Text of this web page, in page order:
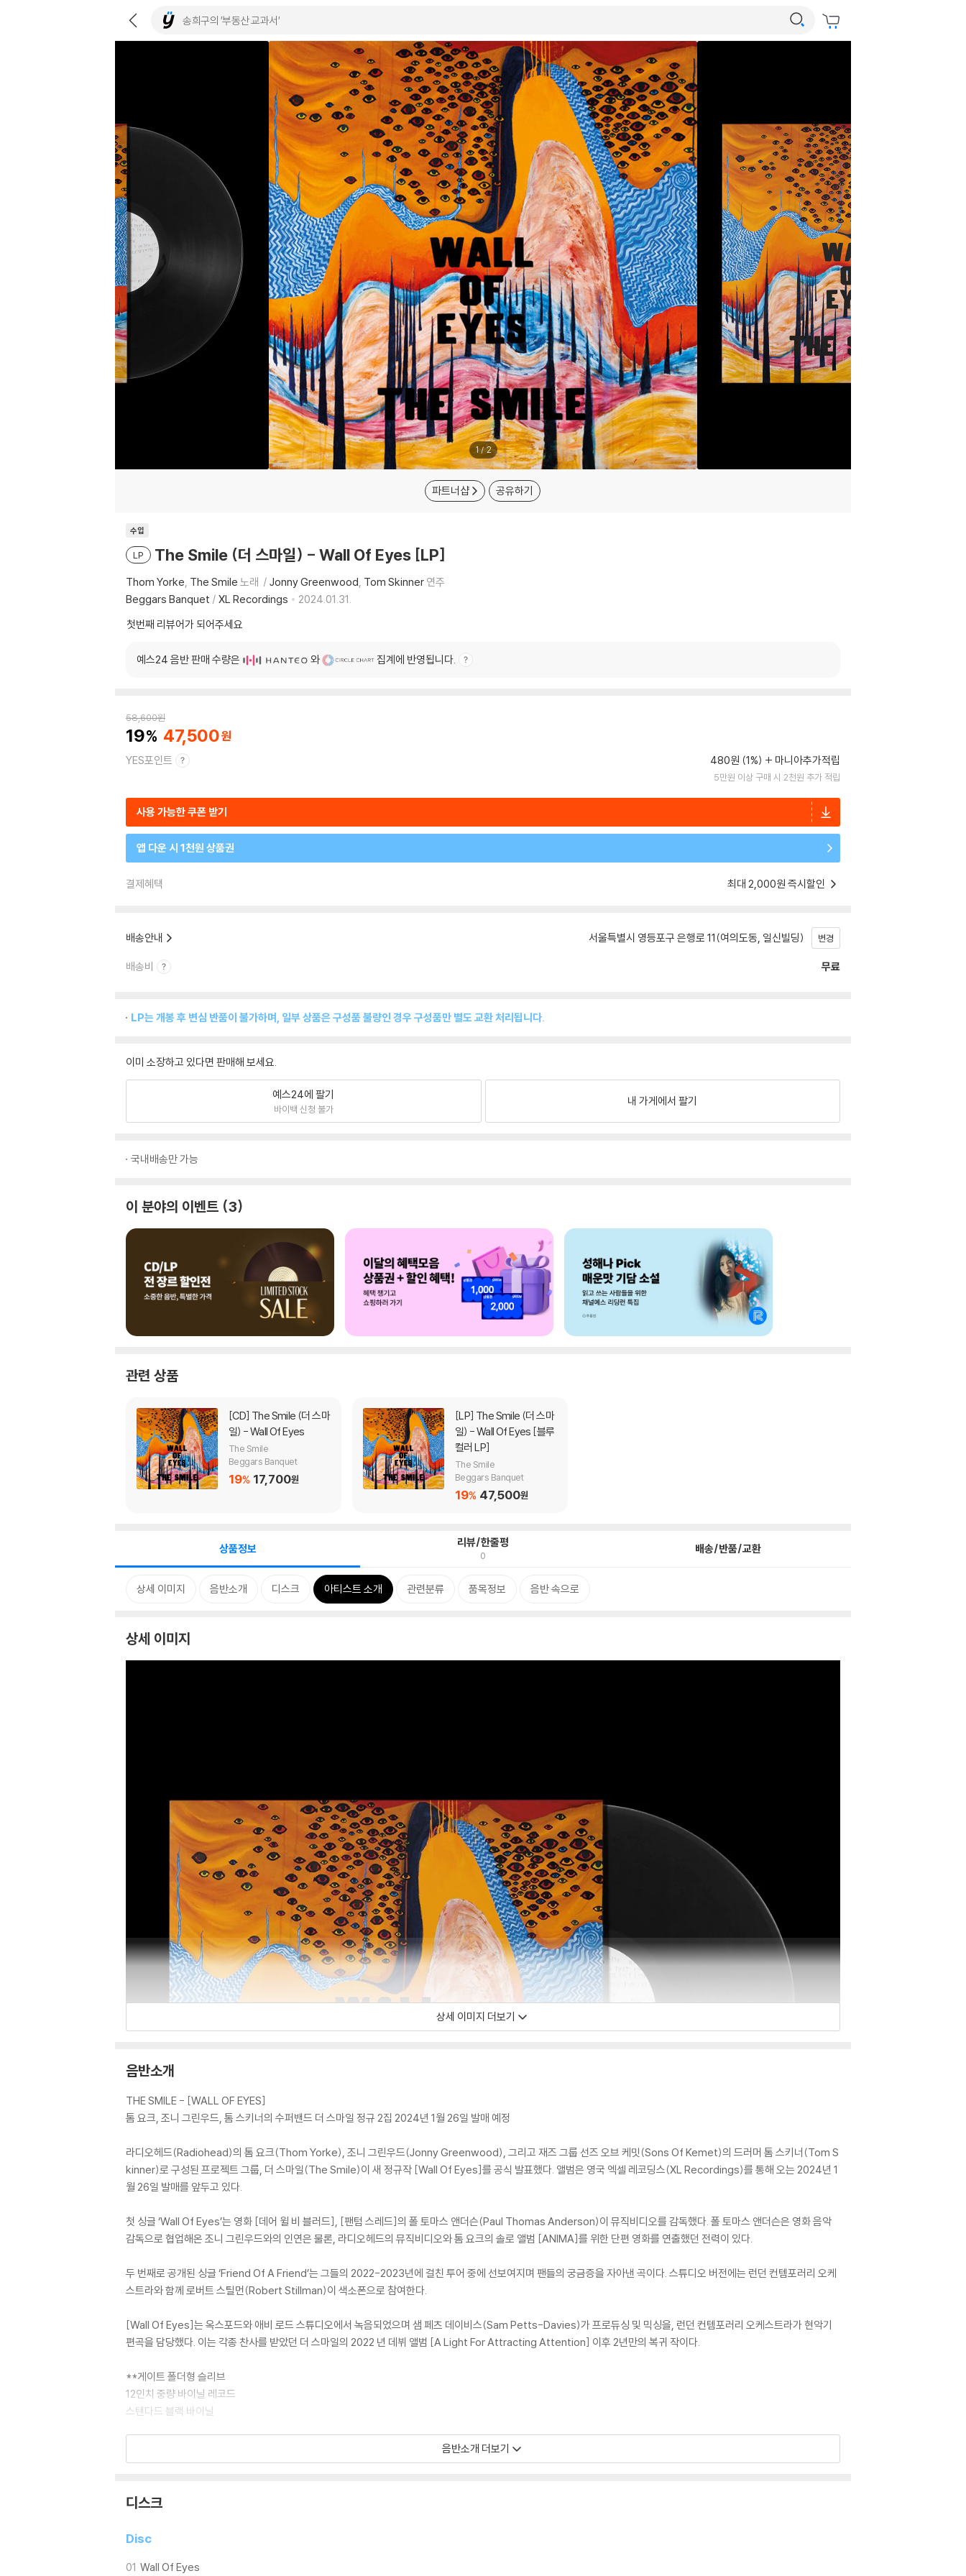
1/2
파트너샵 공유하기
수입
LP The Smile (더 스마일) - Wall Of Eyes [LP]
Thom Yorke The Smile 노래 Jonny Greenwood Tom Skinner 연주
Beggars Banquet / XL Recordings
2024.01.31.
첫번째 리뷰어가 되어주세요
예스24 음반 판매 수량은 와 집계에 반영됩니다.
58,600원
19 47,500
YES포인트 480원 (1%) 마니아추가적립
5만원 이상 구매 시 2천원 추가 적립
사용 가능한 쿠폰 받기
앱 다운 시 1천원 상품권
결제혜택 최대 2,000원 즉시할인
배송안내 서울특별시 영등포구 은행로 11(여의도동, 일신빌딩) 변경
배송비 무료
LP는 개봉 후 변심 반품이 불가하며, 일부 상품은 구성품 불량인 경우 구성품만 별도 교환 처리됩니다.
이미 소장하고 있다면 판매해 보세요.
예스24에 팔기
바이백 신청 불가
내 가게에서 팔기
국내배송만 가능
이 분야의 이벤트 3
관련 상품
[CD]
일) - Wall Of Eyes
The Smile
Beggars Banquet
19% 17,700원
[LP]
일) - Wall Of Eyes [블루
컬러 LP]
The Smile
Beggars Banquet
19% 47,500원
상품정보 리뷰/한줄평
0 배송/반품/교환
상세 이미지 음반소개 디스크 아티스트 소개 관련분류 품목정보 음반 속으로
상세 이미지
상세 이미지 더보기
음반소개
THE SMILE - [WALL OF EYES]
톰 요크, 조니 그린우드, 톰 스키너의 수퍼밴드 더 스마일 정규 2집 2024년 1월 26일 발매 예정
라디오헤드(Radiohead)의 톰 요크(Thom Yorke), 조니 그린우드(Jonny Greenwood), 그리고 재즈 그룹 선즈 오브 케밋(Sons Of Kemet)의 드러머 톰 스키너(Tom S
kinner)로 구성된 프로젝트 그룹, 더 스마일(The Smile)이 새 정규작 [Wall Of Eyes]를 공식 발표했다. 앨범은 영국 엑셀 레코딩스(XL Recordings)를 통해 오는 2024년 1
월 26일 발매를 앞두고 있다.
첫 싱글 ‘Wall Of Eyes’는 영화 [데어 윌 비 블러드], [팬텀 스레드]의 폴 토마스 앤더슨(Paul Thomas Anderson)이 뮤직비디오를 감독했다. 폴 토마스 앤더슨은 영화 음악
감독으로 협업해온 조니 그린우드와의 인연은 물론, 라디오헤드의 뮤직비디오와 톰 요크의 솔로 앨범 [ANIMA]를 위한 단편 영화를 연출했던 전력이 있다.
두 번째로 공개된 싱글 ‘Friend Of A Friend’는 그들의 2022-2023년에 걸친 투어 중에 선보여지며 팬들의 궁금증을 자아낸 곡이다. 스튜디오 버전에는 런던 컨템포러리 오케
스트라와 함께 로버트 스틸먼(Robert Stillman)이 색소폰으로 참여한다.
[Wall Of Eyes]는 옥스포드와 애비 로드 스튜디오에서 녹음되었으며 샘 페츠 데이비스(Sam Petts-Davies)가 프로듀싱 및 믹싱을, 런던 컨템포러리 오케스트라가 현악기
편곡을 담당했다. 이는 각종 찬사를 받았던 더 스마일의 2022 년 데뷔 앨범 [A Light For Attracting Attention] 이후 2년만의 복귀 작이다.
**게이트 폴더형 슬리브
12인치 중량 바이닐 레코드
스탠다드 블랙 바이닐
LP 구매시 참고 사항 안내드립니다.
※ 재킷/구성품/포장 상태
1) 제작/배송 과정에 따라 경미한 재킷 주름, 모서리 눌림, 갈라짐이 발생할 수 있으며 속지(이너 슬리브)는 디스크와의 접촉으로 인해 갈라질 수 있습니다.
외관상 불량 확인되는 상품을 개봉 시엔 반품/교환 처리 불가합니다.
3) 일본 제작 LP는 대부분 겉비닐이 밀봉되어 있지 않습니다.
음반소개 더보기
디스크
Disc
01 Wall Of Eyes